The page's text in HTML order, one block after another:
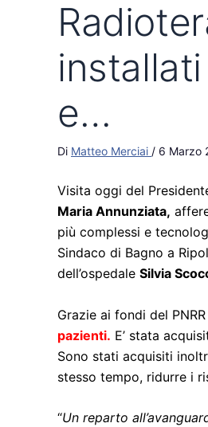
e…
Di Matteo Merciai / 6 Marzo
Visita oggi del
Maria Annunziata,
più complessi e
Sindaco di Bagno a
dell’ospedale Silvia
Grazie ai fondi del
pazienti. E’ stata
Sono stati acquisiti
stesso tempo, ridurre i
“Un reparto